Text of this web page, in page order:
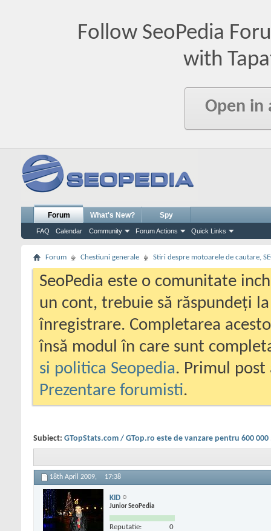
Follow SeoPedia
with
Open in
Forum
FAQ Calendar Community Forum Actions Quick Links
What's New? Spy
Forum Chestiuni generale Stiri despre motoarele de cautare,
SeoPedia este o comunitate
un cont, trebuie să răspundeți
înregistrare. Completarea
însă modul în care sunt
si politica Seopedia. Primul
Prezentare forumisti.
Subiect: GTopStats.com / GTop.ro este de vanzare pentru 600 000
18th April 2009, 17:38
KID
Junior SeoPedia
Reputatie: 0